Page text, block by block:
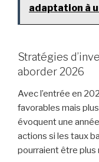
adaptation à
Stratégies
aborder 2026
Avec l’entrée en
favorables mais
évoquent une
actions si les taux
pourraient être